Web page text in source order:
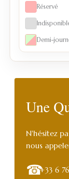
Réservé
Demi-
Une
N'hésitez
nous
☎+33 6